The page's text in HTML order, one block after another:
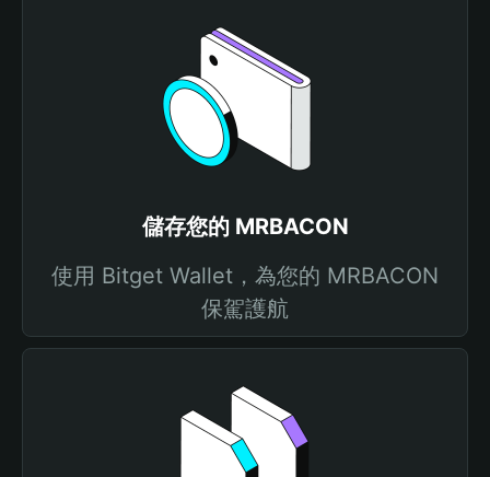
儲存您的 MRBACON
使用 Bitget Wallet，為您的 MRBACON
保駕護航